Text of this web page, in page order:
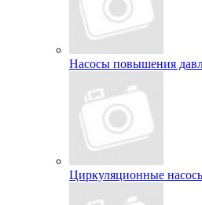
Насосы повышения
Циркуляционные